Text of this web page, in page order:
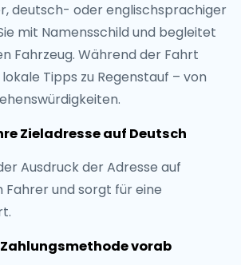
deutsch- oder englischsprachiger
mit Namensschild und begleitet
Fahrzeug. Während der Fahrt
Tipps zu Regenstauf – von
Zieladresse auf Deutsch
Ausdruck der Adresse auf
und sorgt für eine
Zahlungsmethode vorab